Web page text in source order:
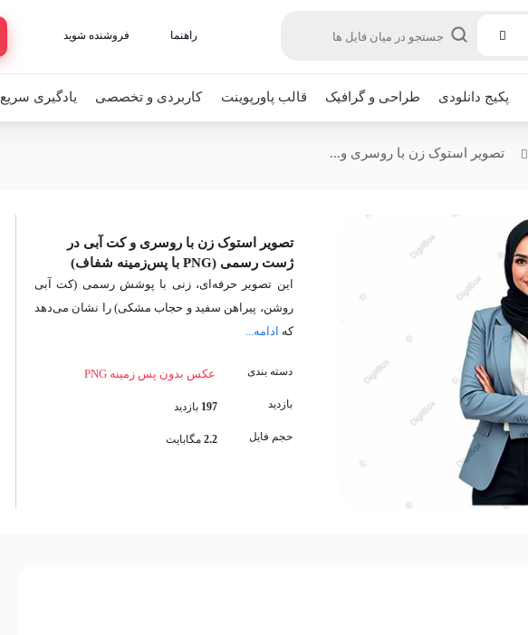
راهنما فروشنده شوید
پکیج دانلودی طراحی و گرافیک قالب پاورپوینت کاربردی و تخصصی یادگیری سریع
تصویر استوک زن با روسری و...
تصویر استوک زن با روسری و کت آبی در
ژست رسمی (PNG با پس‌زمینه شفاف)
این تصویر حرفه‌ای، زنی با پوشش رسمی (کت آبی
روشن، پیراهن سفید و حجاب مشکی) را نشان می‌دهد
که ادامه...
دسته بندی
بازدید
حجم فایل
عکس بدون پس زمینه PNG
197 بازدید
2.2 مگابایت